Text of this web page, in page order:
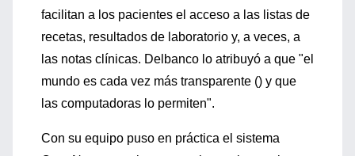
facilitan a los pacientes el acceso a las listas de
recetas, resultados de laboratorio y, a veces, a
las notas clínicas. Delbanco lo atribuyó a que "el
mundo es cada vez más transparente () y que
las computadoras lo permiten".
Con su equipo puso en práctica el sistema